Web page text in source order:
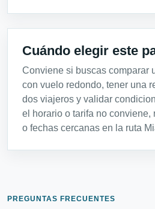
Cuándo elegir este
Conviene si buscas comparar
con vuelo redondo, tener una
dos viajeros y validar
el horario o tarifa no conviene,
o fechas cercanas en la ruta
PREGUNTAS FRECUENTES